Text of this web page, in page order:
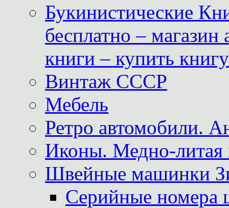
Букинистические
бесплатно –
книги – купить
Винтаж СССР
Мебель
Ретро автомобили.
Иконы. Медно-литая
Швейные машинки
Серийные